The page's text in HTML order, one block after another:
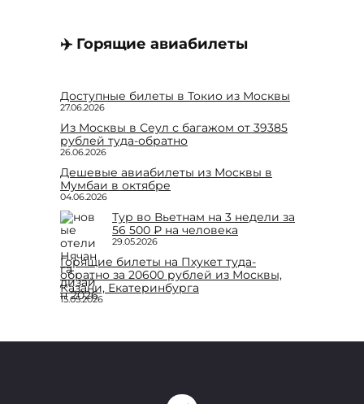
✈️ Горящие авиабилеты
Доступные билеты в Токио из Москвы
27.06.2026
Из Москвы в Сеул с багажом от 39385
рублей туда-обратно
26.06.2026
Дешевые авиабилеты из Москвы в
Мумбаи в октябре
04.06.2026
Тур во Вьетнам на 3 недели за
56 500 ₽ на человека
29.05.2026
Горящие билеты на Пхукет туда-
обратно за 20600 рублей из Москвы,
Казани, Екатеринбурга
15.05.2026